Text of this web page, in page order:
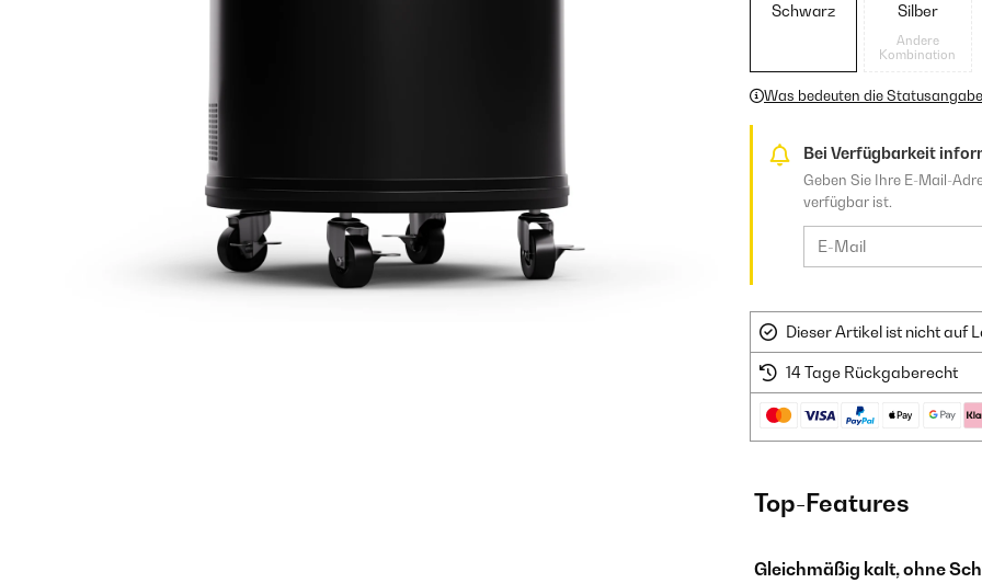
Schwarz Silber
Andere
Kombination
Was bedeuten die
Bei Verfügbarkeit
Geben Sie Ihre E-Mail-
verfügbar ist.
Dieser Artikel ist nicht auf
14 Tage Rückgaberecht
Top-Features
Gleichmäßig kalt, ohne